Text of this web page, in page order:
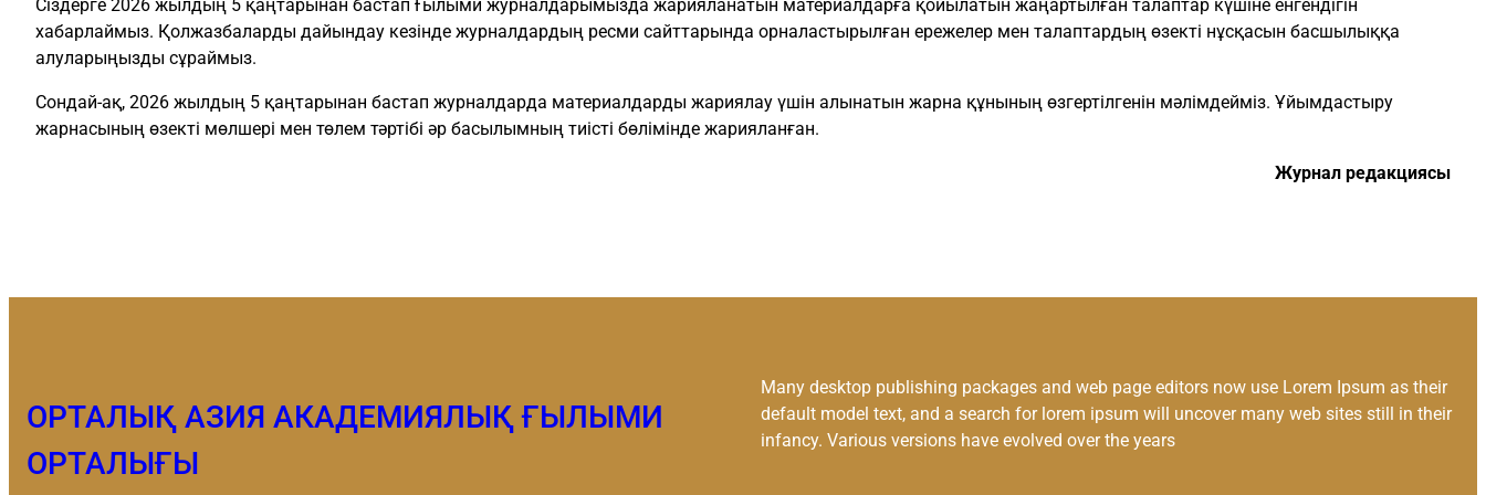
Сіздерге 2026 жылдың 5 қаңтарынан бастап Ғылыми журналдарымызда жарияланатын материалдарға қойылатын жаңартылған талаптар күшіне енгендігін
хабарлаймыз. Қолжазбаларды дайындау кезінде журналдардың ресми сайттарында орналастырылған ережелер мен талаптардың өзекті нұсқасын басшылыққа
алуларыңызды сұраймыз.
Сондай-ақ, 2026 жылдың 5 қаңтарынан бастап журналдарда материалдарды жариялау үшін алынатын жарна құнының өзгертілгенін мәлімдейміз. Ұйымдастыру
жарнасының өзекті мөлшері мен төлем тәртібі әр басылымның тиісті бөлімінде жарияланған.
Журнал редакциясы
ОРТАЛЫҚ АЗИЯ АКАДЕМИЯЛЫҚ ҒЫЛЫМИ
ОРТАЛЫҒЫ
Many desktop publishing packages and web page editors now use Lorem Ipsum as their
default model text, and a search for lorem ipsum will uncover many web sites still in their
infancy. Various versions have evolved over the years